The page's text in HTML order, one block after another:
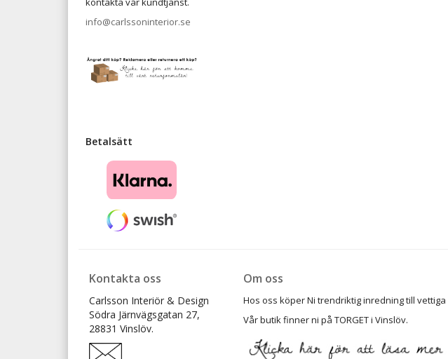
info@carlssoninterior.se
Betalsätt
Kontakta oss
Carlsson Interiör & Design
Södra Järnvägsgatan 27,
28831 Vinslöv.
Om oss
Hos oss köper Ni trendriktig inredning till vettiga
Vår butik finner ni på TORGET i Vinslöv.